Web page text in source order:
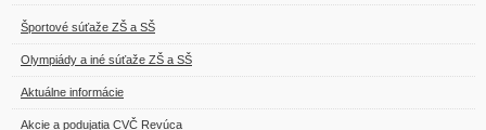
Športové súťaže ZŠ a SŠ
Olympiády a iné súťaže ZŠ a SŠ
Aktuálne informácie
Akcie a podujatia CVČ Revúca